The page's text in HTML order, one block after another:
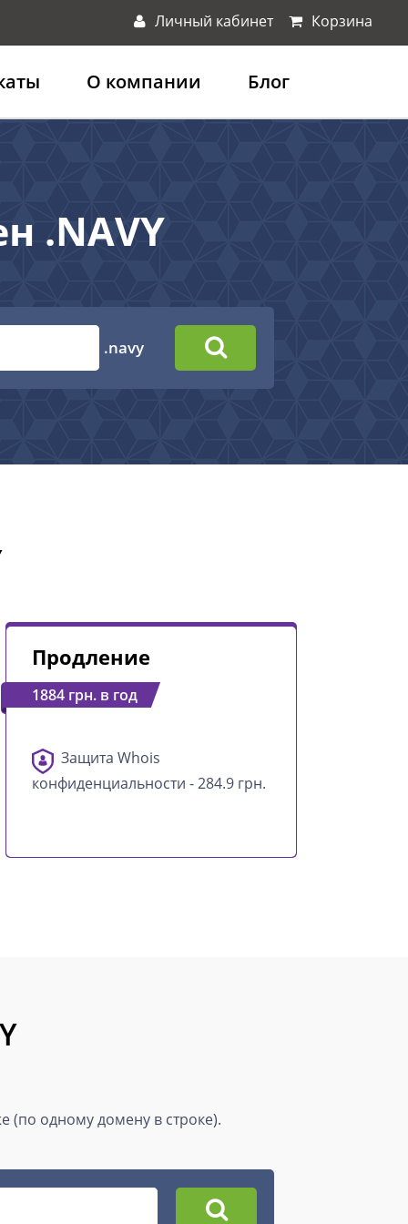
Личный кабинет Корзина
О компании Блог
.NAVY
.navy
Продление
1884 грн. в год
Защита Whois
конфиденциальности - 284.9 грн.
(по одному домену в строке).